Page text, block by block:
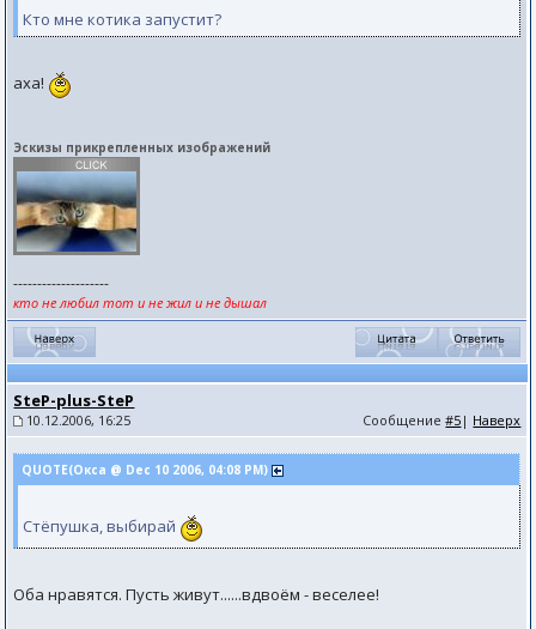
Кто мне котика запустит?
аха!
Эскизы прикрепленных изображений
--------------------
кто не любил тот и не жил и не дышал
SteP-plus-SteP
10.12.2006, 16:25 Сообщение#5 | Наверх
QUOTE(Окса @ Dec 10 2006, 04:08 PM)
Стёпушка, выбирай
Оба нравятся. Пусть живут......вдвоём - веселее!